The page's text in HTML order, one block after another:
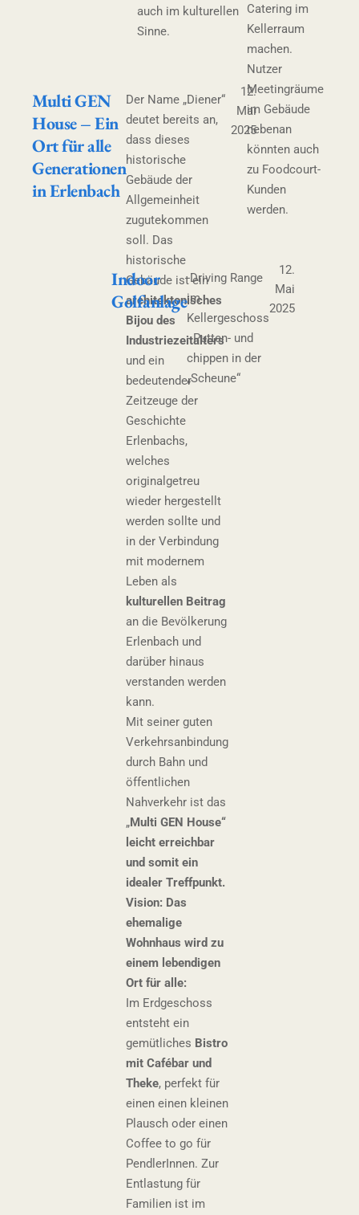
auch im kulturellen
Sinne.
Catering im
Kellerraum
machen.
Nutzer
Meetingräume
im Gebäude
nebenan
könnten auch
zu Foodcourt-
Kunden
werden.
Multi GEN
House – Ein
Ort für alle
Generationen
in Erlenbach
Der Name „Diener“
deutet bereits an,
dass dieses
historische
Gebäude der
Allgemeinheit
zugutekommen
soll. Das
historische
Gebäude ist ein
architektonisches
Bijou des
Industriezeitalters
und ein
bedeutender
Zeitzeuge der
Geschichte
Erlenbachs,
welches
originalgetreu
wieder hergestellt
werden sollte und
in der Verbindung
mit modernem
Leben als
kulturellen Beitrag
an die Bevölkerung
Erlenbach und
darüber hinaus
verstanden werden
kann.
Mit seiner guten
Verkehrsanbindung
durch Bahn und
öffentlichen
Nahverkehr ist das
„Multi GEN House“
leicht erreichbar
und somit ein
idealer Treffpunkt.
Vision: Das
ehemalige
Wohnhaus wird zu
einem lebendigen
Ort für alle:
Im Erdgeschoss
entsteht ein
gemütliches Bistro
mit Cafébar und
Theke, perfekt für
einen einen kleinen
Plausch oder einen
Coffee to go für
PendlerInnen. Zur
Entlastung für
Familien ist im
12.
Mai
2025
Indoor
Golfanlage
-Driving Range
im
Kellergeschoss
- Putten- und
chippen in der
„Scheune“
12.
Mai
2025